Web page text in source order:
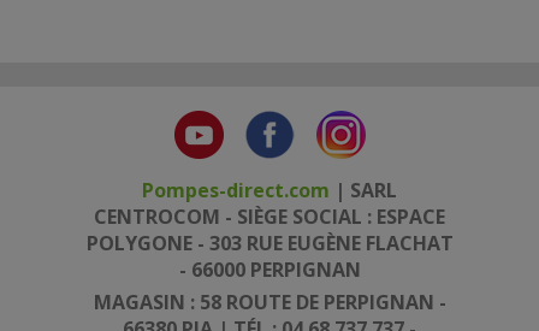
Pompes-direct.com | SARL
CENTROCOM - SIÈGE SOCIAL : ESPACE
POLYGONE - 303 RUE EUGÈNE FLACHAT
- 66000 PERPIGNAN
MAGASIN : 58 ROUTE DE PERPIGNAN -